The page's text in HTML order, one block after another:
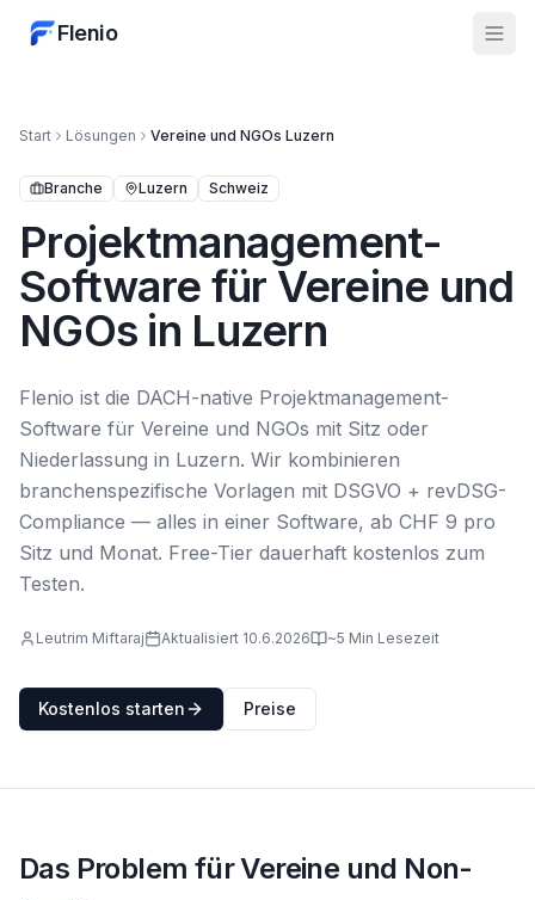
Flenio
Start Lösungen Vereine und NGOs Luzern
Branche Luzern Schweiz
Projektmanagement-
Software für Vereine und
NGOs in Luzern
Flenio ist die DACH-native Projektmanagement-
Software für Vereine und NGOs mit Sitz oder
Niederlassung in Luzern. Wir kombinieren
branchenspezifische Vorlagen mit DSGVO + revDSG-
Compliance — alles in einer Software, ab CHF 9 pro
Sitz und Monat. Free-Tier dauerhaft kostenlos zum
Testen.
Leutrim Miftaraj Aktualisiert 10.6.2026 ~5 Min Lesezeit
Kostenlos starten Preise
Das Problem für Vereine und Non-